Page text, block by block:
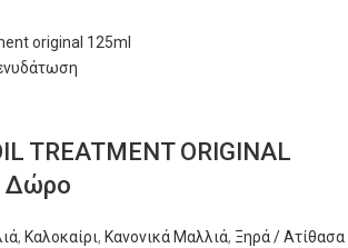
TREATMENT ORIGINAL
Δώρο
, Καλοκαίρι, Κανονικά Μαλλιά, Ξηρά / Ατίθασα